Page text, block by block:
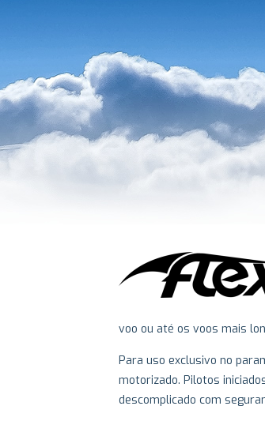
voo ou até os voos mais
Para uso exclusivo no
motorizado. Pilotos
descomplicado com